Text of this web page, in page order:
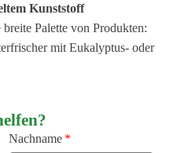
Kunststoff
breite Palette von Produkten:
mit Eukalyptus- oder
Nachname